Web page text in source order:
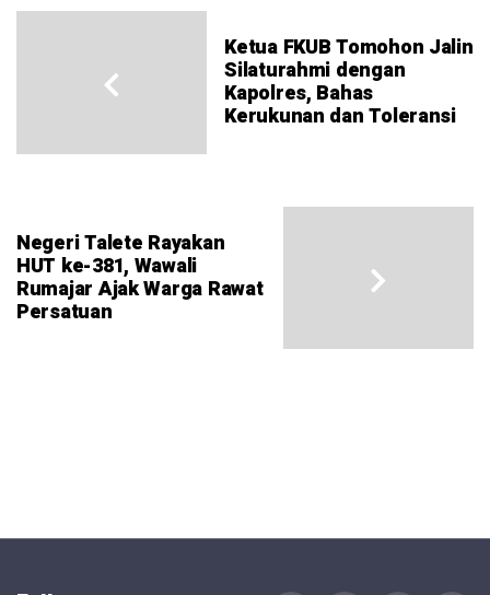
Ketua FKUB Tomohon Jalin
Silaturahmi dengan
Kapolres, Bahas
Kerukunan dan Toleransi
Negeri Talete Rayakan
HUT ke-381, Wawali
Rumajar Ajak Warga Rawat
Persatuan